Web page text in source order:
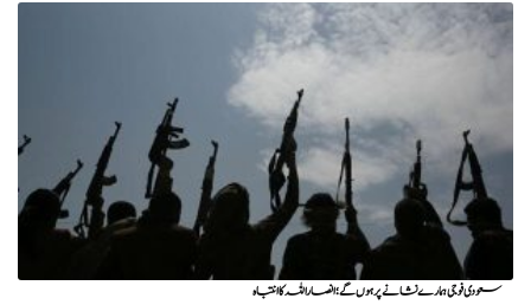
سعودی فوجی ہمارے نشانے پر ہوں گے؛ انصاراللہ کا انتباہ